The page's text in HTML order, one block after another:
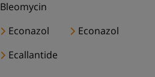
Bleomycin
Econazol
Econazol
Ecallantide